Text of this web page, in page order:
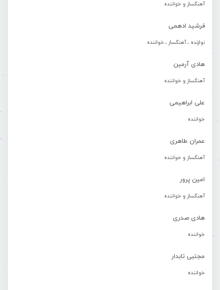
آهنگساز و خواننده
فرشید ادهمی
نوازنده ، آهنگساز ، خواننده
هادی آرمین
آهنگساز و خواننده
علی ابراهیمی
خواننده
عمران طاهری
آهنگساز و خواننده
امین پرور
آهنگساز و خواننده
هادی صدری
خواننده
مجتبی تابدار
خواننده